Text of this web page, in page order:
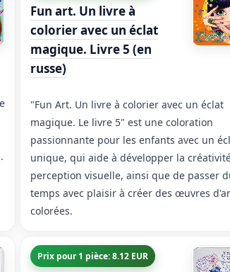
Fun art. Un livre à
colorier avec un éclat
magique. Livre 5 (en
russe)
"Fun Art. Un livre à colorier avec un éclat
magique. Le livre 5" est une coloration
passionnante pour les enfants avec un
unique, qui aide à développer la
perception visuelle, ainsi que de passer
temps avec plaisir à créer des œuvres
colorées.
Prix pour 1 pièce: 8.12 EUR